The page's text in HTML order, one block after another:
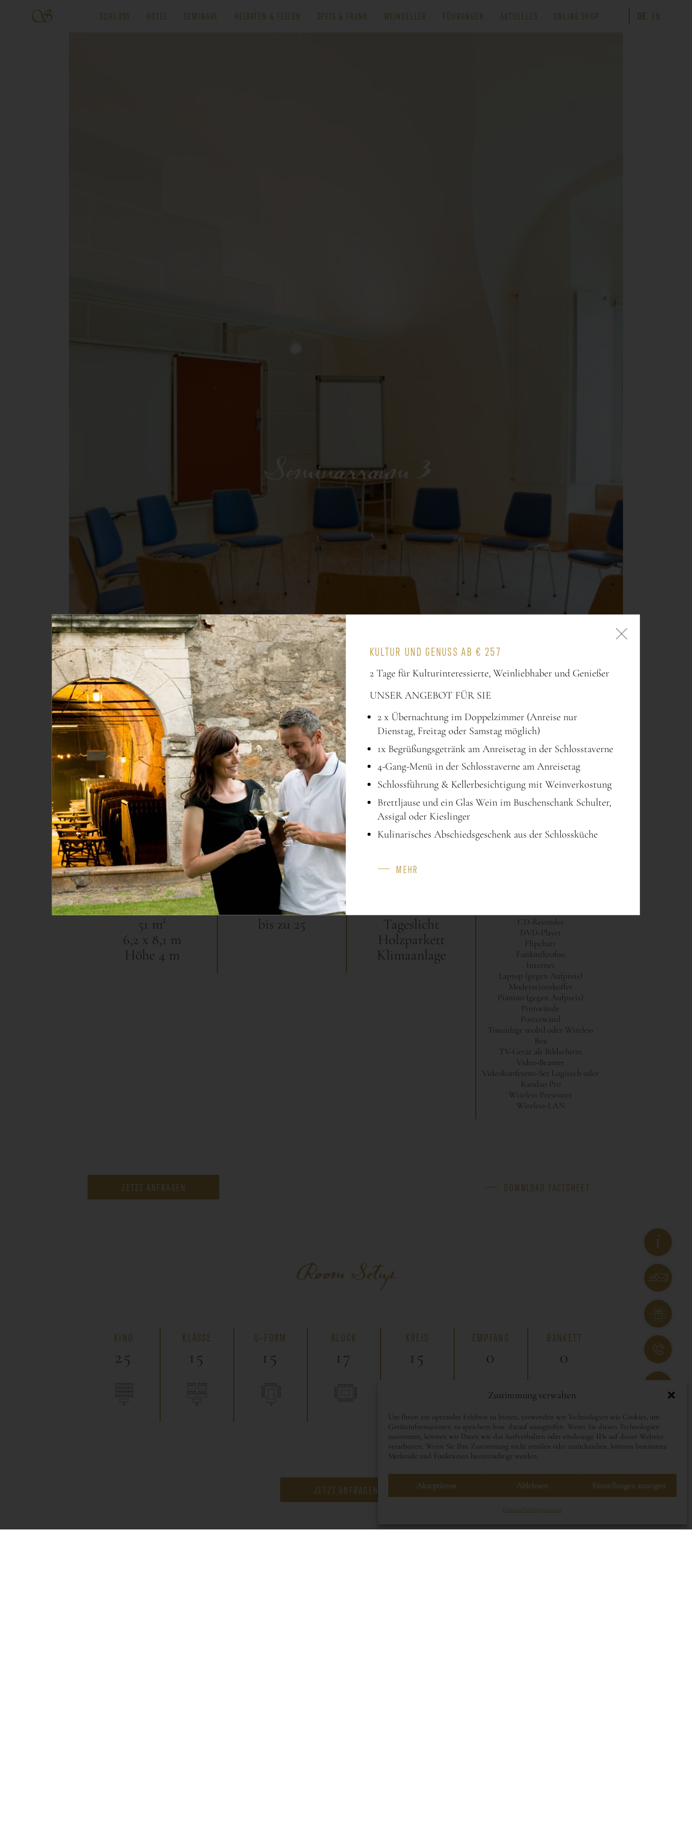
Zustimmung verwalten
Um Ihnen ein optimales Erlebnis zu bieten, verwenden wir Technologien wie Cookies, um
Geräteinformationen zu speichern bzw. darauf zuzugreifen. Wenn Sie diesen Technologien
zustimmen, können wir Daten wie das Surfverhalten oder eindeutige IDs auf dieser Website
verarbeiten. Wenn Sie Ihre Zustimmung nicht erteilen oder zurückziehen, können bestimmte
Merkmale und Funktionen beeinträchtigt werden.
Akzeptieren Ablehnen Einstellungen anzeigen
Datenschutz Impressum
SCHLOSS HOTEL SEMINARE HEIRATEN & FEIERN SPEIS & TRANK WEINKELLER FÜHRUNGEN AKTUELLES ONLINE SHOP DE EN
Seminarraum 3
GRÖSSE
51 m²
6,2 x 8,1 m
Höhe 4 m
KAPAZITÄT
bis zu 25
Tageslicht
Holzparkett
Klimaanlage
CD-Recorder
DVD-Player
Flipchart
Funkmikrofon
Internet
Laptop (gegen Aufpreis)
Moderationskoffer
Pianino (gegen Aufpreis)
Pinnwände
Posterwand
Tonanlage mobil oder Wireless
Box
TV-Gerät als Bildschirm
Video-Beamer
Videokonferenz-Set Logitech oder
Kandao Pro
Wireless Presenter
Wireless-LAN
JETZT ANFRAGEN DOWNLOAD FACTSHEET
Room Setup
KINO
25
KLASSE
15
U-FORM
15
BLOCK
17
KREIS
15
EMPFANG
0
BANKETT
0
JETZT ANFRAGEN
KULTUR UND GENUSS AB € 257
2 Tage für Kulturinteressierte, Weinliebhaber und Genießer
UNSER ANGEBOT FÜR SIE
2 x Übernachtung im Doppelzimmer (Anreise nur
Dienstag, Freitag oder Samstag möglich)
1x Begrüßungsgetränk am Anreisetag in der Schlosstaverne
4-Gang-Menü in der Schlosstaverne am Anreisetag
Schlossführung & Kellerbesichtigung mit Weinverkostung
Brettljause und ein Glas Wein im Buschenschank Schulter,
Assigal oder Kieslinger
Kulinarisches Abschiedsgeschenk aus der Schlossküche
MEHR